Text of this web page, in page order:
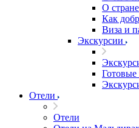
О
Как
Виза и
Экскурсии
Отели
Отели